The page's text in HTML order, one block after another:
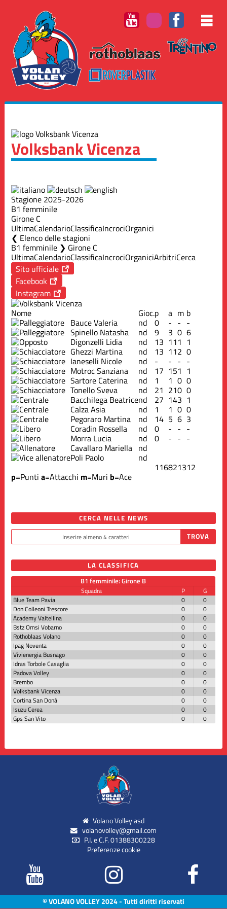
Volksbank Vicenza
Stagione 2025-2026
B1 femminile
Girone C
UltimaCalendarioClassificaIncrociOrganici
Elenco delle stagioni
B1 femminile ❯ Girone C
UltimaCalendarioClassificaIncrociOrganiciArbitriCerca
Sito ufficiale
Facebook
Instagram
Nome
Gioc.p a m b
Bauce Valeria nd 0 - - -
Spinello Natasha nd 9 3 0 6
Digonzelli Lidia nd 13 111 1
Ghezzi Martina nd 13 112 0
Ianeselli Nicole nd - - - -
Motroc Sanziana nd 17 151 1
Sartore Caterina nd 1 1 0 0
Tonello Sveva nd 21 210 0
Bacchilega Beatricend 27 143 1
Calza Asia nd 1 1 0 0
Pegoraro Martina nd 14 5 6 3
Coradin Rossella nd 0 - - -
Morra Lucia nd 0 - - -
Cavallaro Mariella nd
Poli Paolo nd
116821312
p=Punti a=Attacchi m=Muri b=Ace
CERCA NELLE NEWS
LA CLASSIFICA
B1 femminile: Girone B
Squadra P
G
Blue Team Pavia
0
0
Don Colleoni Trescore
0
0
Academy Valtellina
0
0
Bstz Omsi Vobarno
0
0
Rothoblaas Volano
0
0
Ipag Noventa
0
0
Vivienergia Busnago
0
0
Idras Torbole Casaglia
0
0
Padova Volley
0
0
Brembo
0
0
Volksbank Vicenza
0
0
Cortina San Donà
0
0
Isuzu Cerea
0
0
Gps San Vito
0 0
Volano Volley asd
volanovolley@gmail.com
P.I. e C.F. 01388300228
Preferenze cookie
© VOLANO VOLLEY 2024 - Tutti diritti riservati